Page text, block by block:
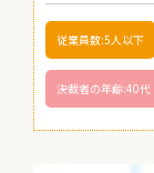
従業員数:5人以下
決裁者の年齢:40代